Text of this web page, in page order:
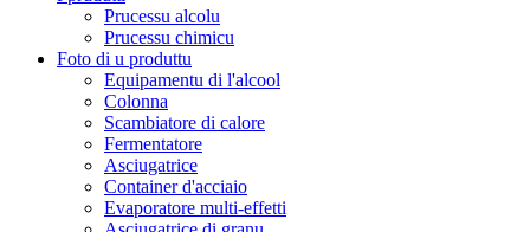
Prucessu alcolu
Prucessu chimicu
Foto di u produttu
Equipamentu di l'alcool
Colonna
Scambiatore di calore
Fermentatore
Asciugatrice
Container d'acciaio
Evaporatore multi-effetti